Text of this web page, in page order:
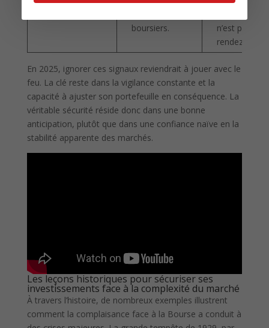
boursiers.
n’est pas au
rendez-vous.
En 2025, ignorer ces signaux reviendrait à jouer avec le
feu. La clé reste dans la vigilance constante et la
capacité à ajuster son portefeuille en conséquence. La
véritable sécurité réside donc dans une bonne
anticipation, plutôt que dans une confiance naïve en la
stabilité apparente des marchés.
Les leçons historiques pour sécuriser ses
investissements face à la complexité du marché
À travers l’histoire, de nombreux exemples illustrent
comment la complaisance face à la Bourse a conduit à